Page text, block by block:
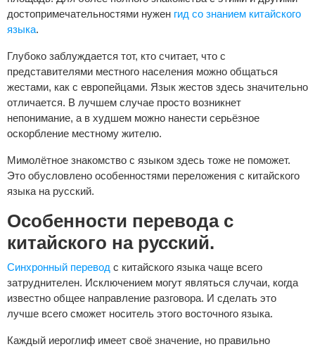
достопримечательностями нужен гид со знанием китайского
языка.
Глубоко заблуждается тот, кто считает, что с
представителями местного населения можно общаться
жестами, как с европейцами. Язык жестов здесь значительно
отличается. В лучшем случае просто возникнет
непонимание, а в худшем можно нанести серьёзное
оскорбление местному жителю.
Мимолётное знакомство с языком здесь тоже не поможет.
Это обусловлено особенностями переложения с китайского
языка на русский.
Особенности перевода с
китайского на русский.
Синхронный перевод с китайского языка чаще всего
затруднителен. Исключением могут являться случаи, когда
известно общее направление разговора. И сделать это
лучше всего сможет носитель этого восточного языка.
Каждый иероглиф имеет своё значение, но правильно